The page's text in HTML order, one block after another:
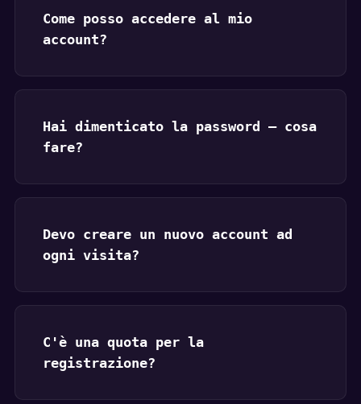
Come posso accedere al mio
account?
Hai dimenticato la password — cosa
fare?
Devo creare un nuovo account ad
ogni visita?
C'è una quota per la
registrazione?